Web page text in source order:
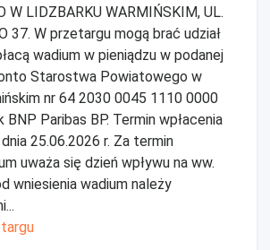
W LIDZBARKU WARMIŃSKIM, UL.
37. W przetargu mogą brać udział
wadium w pieniądzu w podanej
Starostwa Powiatowego w
nr 64 2030 0045 1110 0000
Paribas BP. Termin wpłacenia
25.06.2026 r. Za termin
uważa się dzień wpływu na ww.
wniesienia wadium należy